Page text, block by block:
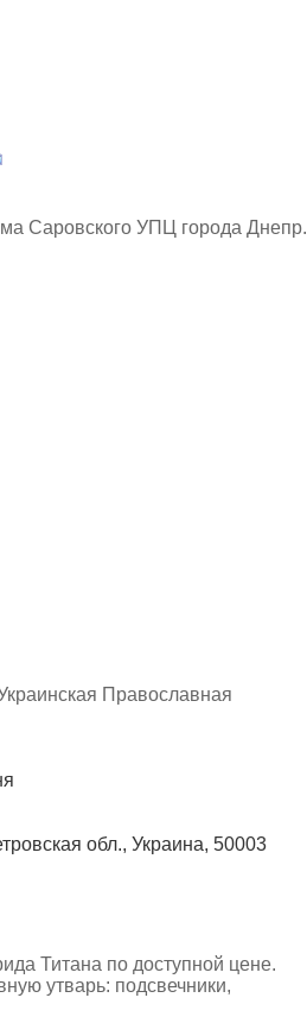
Саровского УПЦ города Днепр.
Православная
обл., Украина, 50003
Титана по доступной цене.
утварь: подсвечники,